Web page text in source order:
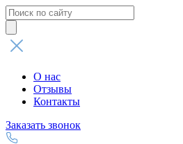
Поиск
товаров
О нас
Отзывы
Контакты
Заказать звонок